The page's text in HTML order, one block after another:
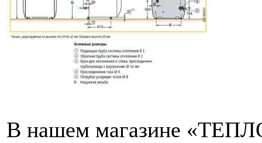
В нашем магазине